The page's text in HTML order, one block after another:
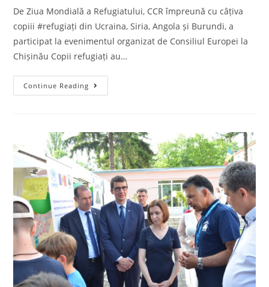
De Ziua Mondială a Refugiatului, CCR împreună cu câțiva
copiii #refugiați din Ucraina, Siria, Angola și Burundi, a
participat la evenimentul organizat de Consiliul Europei la
Chișinău Copii refugiați au…
Continue Reading